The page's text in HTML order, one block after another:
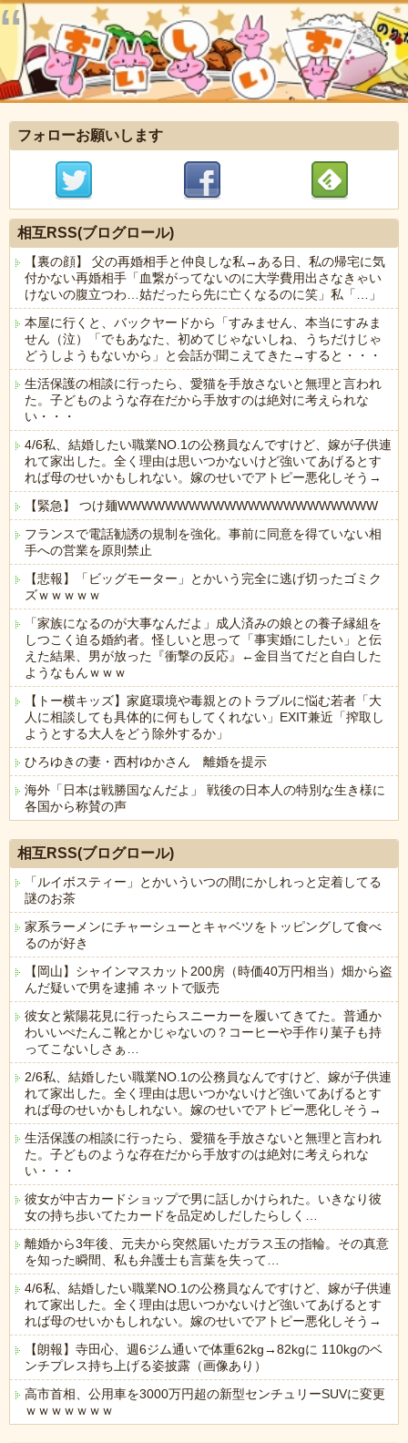
フォローお願いします
相互RSS(ブログロール)
【裏の顔】 父の再婚相手と仲良しな私→ある日、私の帰宅に気
付かない再婚相手「血繋がってないのに大学費用出さなきゃい
けないの腹立つわ…姑だったら先に亡くなるのに笑」私「…」
本屋に行くと、バックヤードから「すみません、本当にすみま
せん（泣）「でもあなた、初めてじゃないしね、うちだけじゃ
どうしようもないから」と会話が聞こえてきた→すると・・・
生活保護の相談に行ったら、愛猫を手放さないと無理と言われ
た。子どものような存在だから手放すのは絶対に考えられな
い・・・
4/6私、結婚したい職業NO.1の公務員なんですけど、嫁が子供連
れて家出した。全く理由は思いつかないけど強いてあげるとす
れば母のせいかもしれない。嫁のせいでアトピー悪化しそう→
【緊急】 つけ麺WWWWWWWWWWWWWWWWWWWWWW
フランスで電話勧誘の規制を強化。事前に同意を得ていない相
手への営業を原則禁止
【悲報】「ビッグモーター」とかいう完全に逃げ切ったゴミク
ズｗｗｗｗｗ
「家族になるのが大事なんだよ」成人済みの娘との養子縁組を
しつこく迫る婚約者。怪しいと思って「事実婚にしたい」と伝
えた結果、男が放った『衝撃の反応』←金目当てだと自白した
ようなもんｗｗｗ
【トー横キッズ】家庭環境や毒親とのトラブルに悩む若者「大
人に相談しても具体的に何もしてくれない」EXIT兼近「搾取し
ようとする大人をどう除外するか」
ひろゆきの妻・西村ゆかさん 離婚を提示
海外「日本は戦勝国なんだよ」 戦後の日本人の特別な生き様に
各国から称賛の声
相互RSS(ブログロール)
「ルイボスティー」とかいういつの間にかしれっと定着してる
謎のお茶
家系ラーメンにチャーシューとキャベツをトッピングして食べ
るのが好き
【岡山】シャインマスカット200房（時価40万円相当）畑から盗
んだ疑いで男を逮捕 ネットで販売
彼女と紫陽花見に行ったらスニーカーを履いてきてた。普通か
わいいぺたんこ靴とかじゃないの？コーヒーや手作り菓子も持
ってこないしさぁ…
2/6私、結婚したい職業NO.1の公務員なんですけど、嫁が子供連
れて家出した。全く理由は思いつかないけど強いてあげるとす
れば母のせいかもしれない。嫁のせいでアトピー悪化しそう→
生活保護の相談に行ったら、愛猫を手放さないと無理と言われ
た。子どものような存在だから手放すのは絶対に考えられな
い・・・
彼女が中古カードショップで男に話しかけられた。いきなり彼
女の持ち歩いてたカードを品定めしだしたらしく…
離婚から3年後、元夫から突然届いたガラス玉の指輪。その真意
を知った瞬間、私も弁護士も言葉を失って…
4/6私、結婚したい職業NO.1の公務員なんですけど、嫁が子供連
れて家出した。全く理由は思いつかないけど強いてあげるとす
れば母のせいかもしれない。嫁のせいでアトピー悪化しそう→
【朗報】寺田心、週6ジム通いで体重62kg→82kgに 110kgのベ
ンチプレス持ち上げる姿披露（画像あり）
高市首相、公用車を3000万円超の新型センチュリーSUVに変更
ｗｗｗｗｗｗｗ